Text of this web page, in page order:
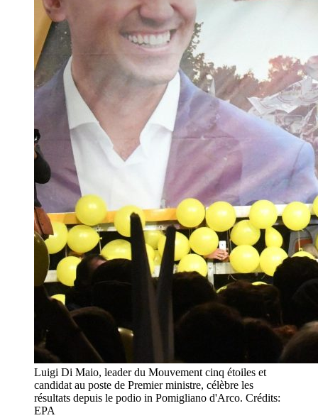
Luigi Di Maio, leader du Mouvement cinq étoiles et
candidat au poste de Premier ministre, célèbre les
résultats depuis le podio in Pomigliano d'Arco. Crédits:
EPA